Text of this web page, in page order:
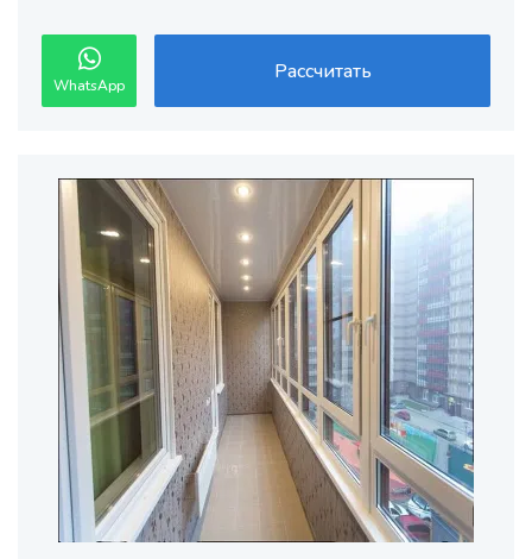
WhatsApp
Рассчитать